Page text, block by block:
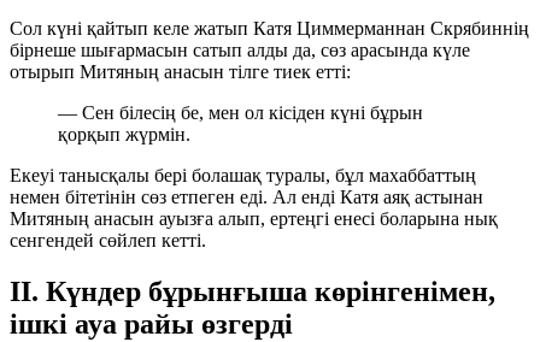
Сол күні қайтып келе жатып Катя Циммерманнан Скрябиннің
бірнеше шығармасын сатып алды да, сөз арасында күле
отырып Митяның анасын тілге тиек етті:
— Сен білесің бе, мен ол кісіден күні бұрын
қорқып жүрмін.
Екеуі танысқалы бері болашақ туралы, бұл махаббаттың
немен бітетінін сөз етпеген еді. Ал енді Катя аяқ астынан
Митяның анасын ауызға алып, ертеңгі енесі боларына нық
сенгендей сөйлеп кетті.
II. Күндер бұрынғыша көрінгенімен,
ішкі ауа райы өзгерді